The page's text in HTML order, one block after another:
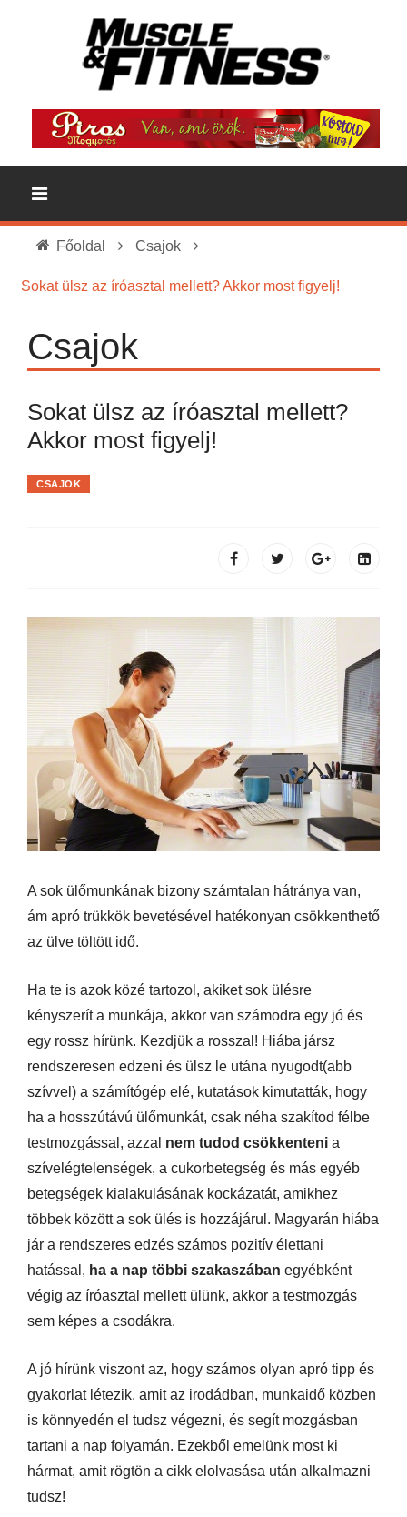
Főoldal Csajok
Sokat ülsz az íróasztal mellett? Akkor most figyelj!
Csajok
Sokat ülsz az íróasztal mellett?
Akkor most figyelj!
CSAJOK
A sok ülőmunkának bizony számtalan hátránya van,
ám apró trükkök bevetésével hatékonyan csökkenthető
az ülve töltött idő.
Ha te is azok közé tartozol, akiket sok ülésre
kényszerít a munkája, akkor van számodra egy jó és
egy rossz hírünk. Kezdjük a rosszal! Hiába jársz
rendszeresen edzeni és ülsz le utána nyugodt(abb
szívvel) a számítógép elé, kutatások kimutatták, hogy
ha a hosszútávú ülőmunkát, csak néha szakítod félbe
testmozgással, azzal nem tudod csökkenteni a
szívelégtelenségek, a cukorbetegség és más egyéb
betegségek kialakulásának kockázatát, amikhez
többek között a sok ülés is hozzájárul. Magyarán hiába
jár a rendszeres edzés számos pozitív élettani
hatással, ha a nap többi szakaszában egyébként
végig az íróasztal mellett ülünk, akkor a testmozgás
sem képes a csodákra.
A jó hírünk viszont az, hogy számos olyan apró tipp és
gyakorlat létezik, amit az irodádban, munkaidő közben
is könnyedén el tudsz végezni, és segít mozgásban
tartani a nap folyamán. Ezekből emelünk most ki
hármat, amit rögtön a cikk elolvasása után alkalmazni
tudsz!